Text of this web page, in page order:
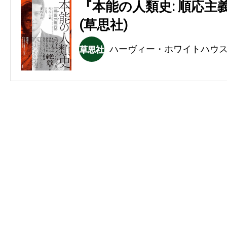
『本能の人類史: 順応
(草思社)
ハーヴィー・ホワイトハウ